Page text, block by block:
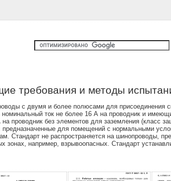
требования и методы
с двумя и более полюсами для присоединения
ток не более 16 А на проводник и
проводник без элементов для заземления (класс
предназначенные для помещений с нормальными
Стандарт не распространяется на шинопроводы,
зонах, например, взрывоопасных. Стандарт